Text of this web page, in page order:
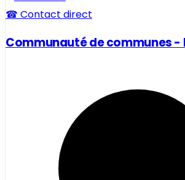
☎ Contact direct
Communauté de communes -